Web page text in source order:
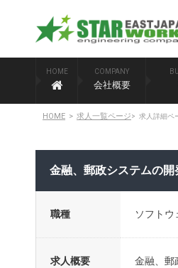
HOME COMPANY
会社概要
HOME > 求人一覧ページ> 求人詳細ペ
金融、郵政システムの開
職種 ソフト
求人概要 金融、郵